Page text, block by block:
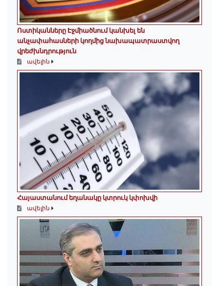
Ոստիկանները Էջմիածնում կանխել են
անչափահասների կողմից նախապատրաստվող
վրեժխնդրություն
ավելին
Հայաստանում եղանակը կտրուկ կփոխվի
ավելին